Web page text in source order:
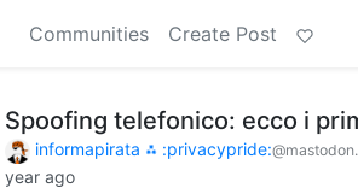
Communities Create Post
Spoofing telefonico: ecco i
informapirata ⁂ :privacypride:
year ago